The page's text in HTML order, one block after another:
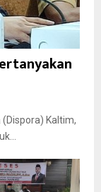
Kaltim,